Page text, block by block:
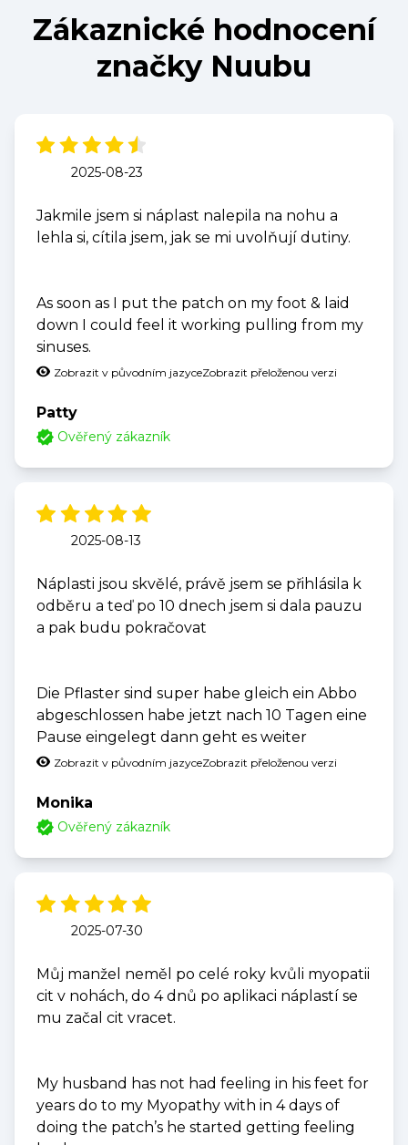
Zákaznické hodnocení
značky Nuubu
2025-08-23
Jakmile jsem si náplast nalepila na nohu a
lehla si, cítila jsem, jak se mi uvolňují dutiny.
As soon as I put the patch on my foot & laid
down I could feel it working pulling from my
sinuses.
Zobrazit v původním jazyceZobrazit přeloženou verzi
Patty
Ověřený zákazník
2025-08-13
Náplasti jsou skvělé, právě jsem se přihlásila k
odběru a teď po 10 dnech jsem si dala pauzu
a pak budu pokračovat
Die Pflaster sind super habe gleich ein Abbo
abgeschlossen habe jetzt nach 10 Tagen eine
Pause eingelegt dann geht es weiter
Zobrazit v původním jazyceZobrazit přeloženou verzi
Monika
Ověřený zákazník
2025-07-30
Můj manžel neměl po celé roky kvůli myopatii
cit v nohách, do 4 dnů po aplikaci náplastí se
mu začal cit vracet.
My husband has not had feeling in his feet for
years do to my Myopathy with in 4 days of
doing the patch’s he started getting feeling